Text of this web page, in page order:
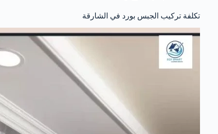
تكلفة تركيب الجبس بورد في الشارقة